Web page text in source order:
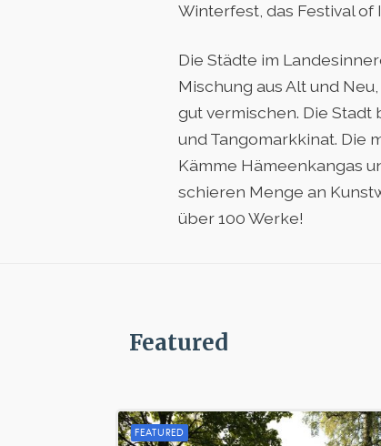
Winterfest, das Festival of
Die Städte im
Mischung aus Alt und
gut vermischen. Die
und Tangomarkkinat. Die
Kämme Hämeenkangas
schieren Menge an
über 100 Werke!
Featured
FEATURED